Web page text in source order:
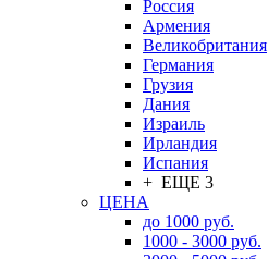
Россия
Армения
Великобритания
Германия
Грузия
Дания
Израиль
Ирландия
Испания
+ ЕЩЕ 3
ЦЕНА
до 1000 руб.
1000 - 3000 руб.